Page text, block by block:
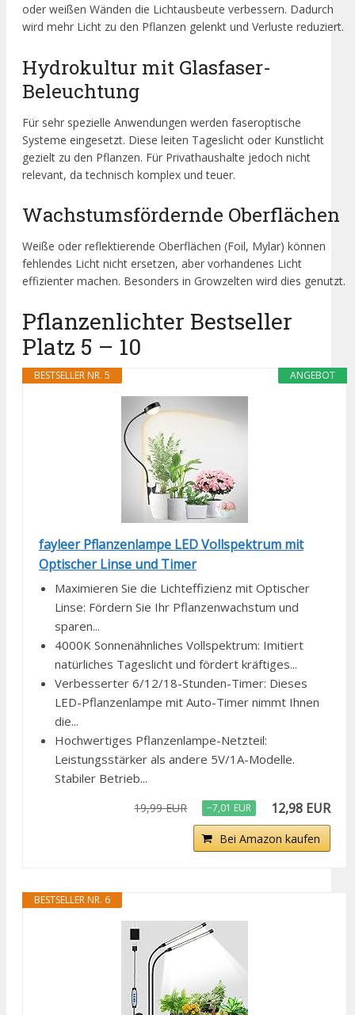
oder weißen Wänden die Lichtausbeute verbessern. Dadurch
wird mehr Licht zu den Pflanzen gelenkt und Verluste reduziert.
Hydrokultur mit Glasfaser-
Beleuchtung
Für sehr spezielle Anwendungen werden faseroptische
Systeme eingesetzt. Diese leiten Tageslicht oder Kunstlicht
gezielt zu den Pflanzen. Für Privathaushalte jedoch nicht
relevant, da technisch komplex und teuer.
Wachstumsfördernde Oberflächen
Weiße oder reflektierende Oberflächen (Foil, Mylar) können
fehlendes Licht nicht ersetzen, aber vorhandenes Licht
effizienter machen. Besonders in Growzelten wird dies genutzt.
Pflanzenlichter Bestseller
Platz 5 – 10
ANGEBOT
BESTSELLER NR. 5
fayleer Pflanzenlampe LED Vollspektrum mit
Optischer Linse und Timer
Maximieren Sie die Lichteffizienz mit Optischer
Linse: Fördern Sie Ihr Pflanzenwachstum und
sparen...
4000K Sonnenähnliches Vollspektrum: Imitiert
natürliches Tageslicht und fördert kräftiges...
Verbesserter 6/12/18-Stunden-Timer: Dieses
LED-Pflanzenlampe mit Auto-Timer nimmt Ihnen
die...
Hochwertiges Pflanzenlampe-Netzteil:
Leistungsstärker als andere 5V/1A-Modelle.
Stabiler Betrieb...
19,99 EUR −7,01 EUR 12,98 EUR
Bei Amazon kaufen
BESTSELLER NR. 6